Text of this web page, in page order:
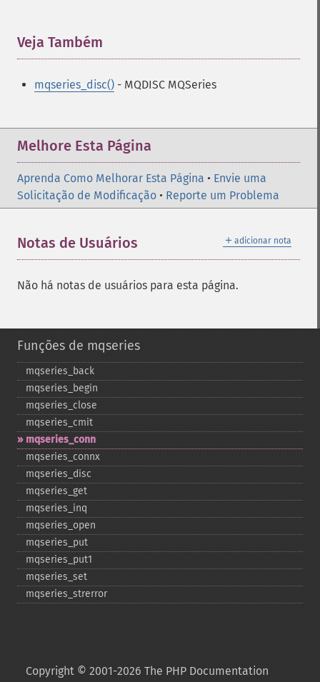
Veja Também
mqseries_disc() - MQDISC MQSeries
Melhore Esta Página
Aprenda Como Melhorar Esta Página • Envie uma
Solicitação de Modificação • Reporte um Problema
＋ adicionar nota
Notas de Usuários
Não há notas de usuários para esta página.
Funções de mqseries
mqseries_​back
mqseries_​begin
mqseries_​close
mqseries_​cmit
mqseries_​conn
mqseries_​connx
mqseries_​disc
mqseries_​get
mqseries_​inq
mqseries_​open
mqseries_​put
mqseries_​put1
mqseries_​set
mqseries_​strerror
Copyright © 2001-2026 The PHP Documentation